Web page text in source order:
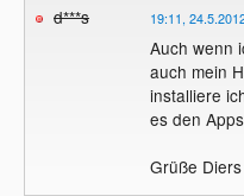
d***s 19:11,
Auch wenn
auch mein
installiere
es den
Grüße Diers